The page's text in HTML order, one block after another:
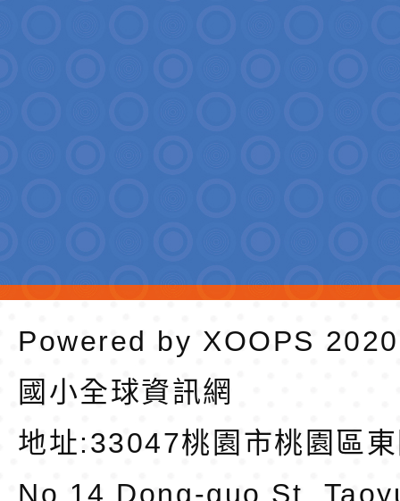
Powered by XOOPS
國小全球資訊網
地址:33047桃園市桃園區
No.14,Dong-guo